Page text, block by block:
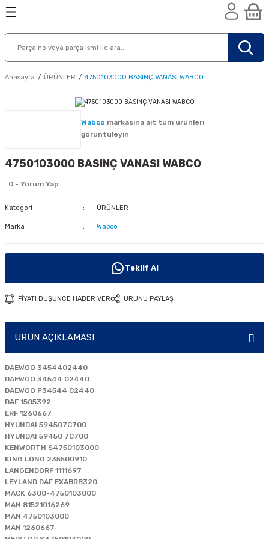
Anasayfa ÜRÜNLER 4750103000 BASINÇ VANASI WABCO
Wabco markasına ait tüm ürünleri
görüntüleyin
4750103000 BASINÇ VANASI WABCO
0 - Yorum Yap
Kategori ÜRÜNLER
Marka Wabco
Teklif Al
FİYATI DÜŞÜNCE HABER VER ÜRÜNÜ PAYLAŞ
ÜRÜN AÇIKLAMASI
DAEWOO 3454402440
DAEWOO 34544 02440
DAEWOO P34544 02440
DAF 1505392
ERF 1260667
HYUNDAI 594507C700
HYUNDAI 59450 7C700
KENWORTH S4750103000
KING LONG 235500910
LANGENDORF 1111697
LEYLAND DAF EXABRB320
MACK 6300-4750103000
MAN 81521016269
MAN 4750103000
MAN 1260667